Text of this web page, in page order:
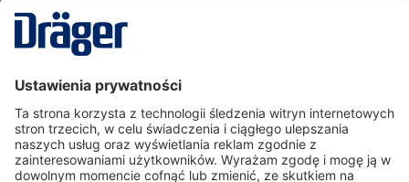
Serwisowa linia hotline
O nas